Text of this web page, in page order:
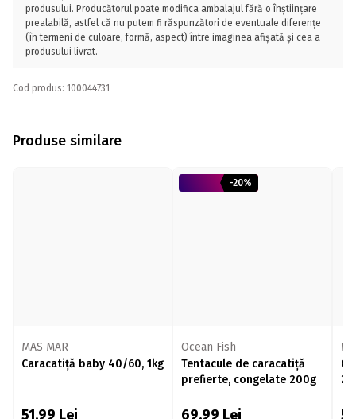
produsului. Producătorul poate modifica ambalajul fără o înștiințare
prealabilă, astfel că nu putem fi răspunzători de eventuale diferențe
(în termeni de culoare, formă, aspect) între imaginea afișată și cea a
produsului livrat.
Cod produs: 100044731
Produse similare
MAS MAR
Caracatiță baby 40/60, 1kg
51,99 Lei
-20%
Ocean Fish
Tentacule de caracatiță
prefierte, congelate 200g
69,99 Lei